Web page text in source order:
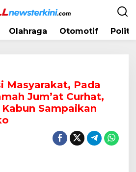
Olahraga Otomotif
Masyarakat, Pada
Jum’at Curhat,
Sampaikan